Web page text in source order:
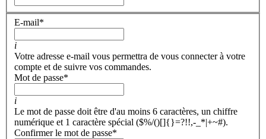
E-mail*
i
Votre adresse e-mail vous permettra de vous connecter à votre
compte et de suivre vos commandes.
Mot de passe*
i
Le mot de passe doit être d'au moins 6 caractères, un chiffre
numérique et 1 caractère spécial ($%/()[]{}=?!!,-_*|+~#).
Confirmer le mot de passe*